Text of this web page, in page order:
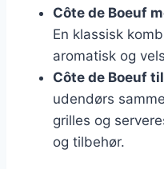
Côte de Boeuf
En klassisk
aromatisk og
Côte de Boeuf
udendørs
grilles og
og tilbehør.